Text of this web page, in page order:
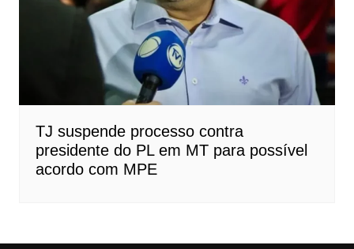
TJ suspende processo contra
presidente do PL em MT para possível
acordo com MPE